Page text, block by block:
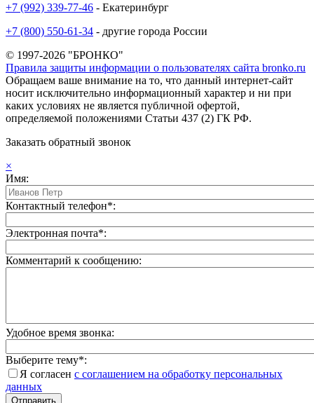
+7 (992) 339-77-46 - Екатеринбург
+7 (800) 550-61-34 - другие города России
© 1997-2026 "БРОНКО"
Правила защиты информации о пользователях сайта bronko.ru
Обращаем ваше внимание на то, что данный интернет-сайт
носит исключительно информационный характер и ни при
каких условиях не является публичной офертой,
определяемой положениями Статьи 437 (2) ГК РФ.
Заказать обратный звонок
×
Имя:
Контактный телефон*:
Электронная почта*:
Комментарий к сообщению:
Удобное время звонка:
Выберите тему*:
Я согласен с соглашением на обработку персональных
данных